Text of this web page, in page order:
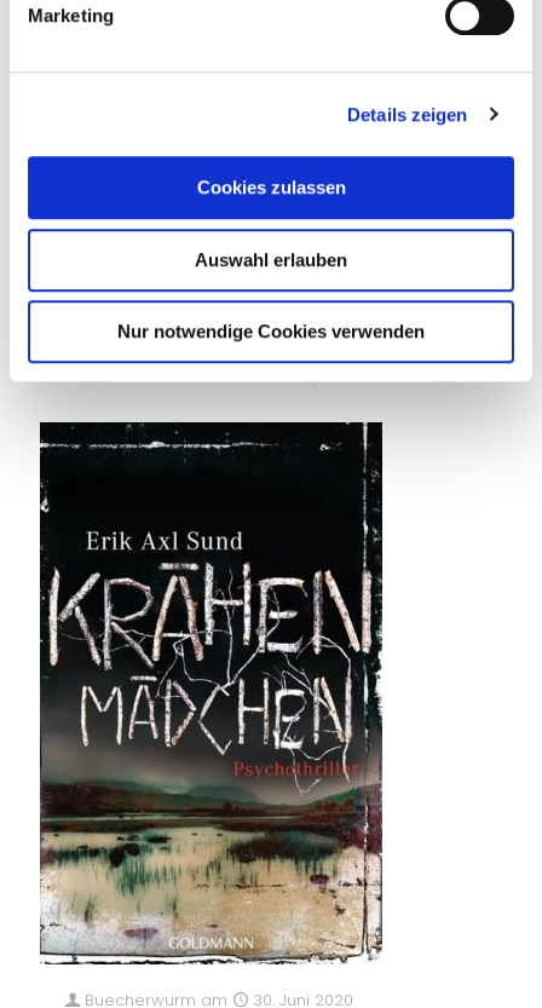
Marketing
Details zeigen
Cookies zulassen
Auswahl erlauben
Nur notwendige Cookies verwenden
Ein Geschäftsmann wird brutal ermordet. Jeanette
Kihlberg ermittelt mithilfe der Psychologin Sofia.
Doch wer ist Sofia wirklich?Jeanette Kihlbergs
Ermittlungen in[…]
0 0 Weiterlesen
Buecherwurm am 30. Juni 2020